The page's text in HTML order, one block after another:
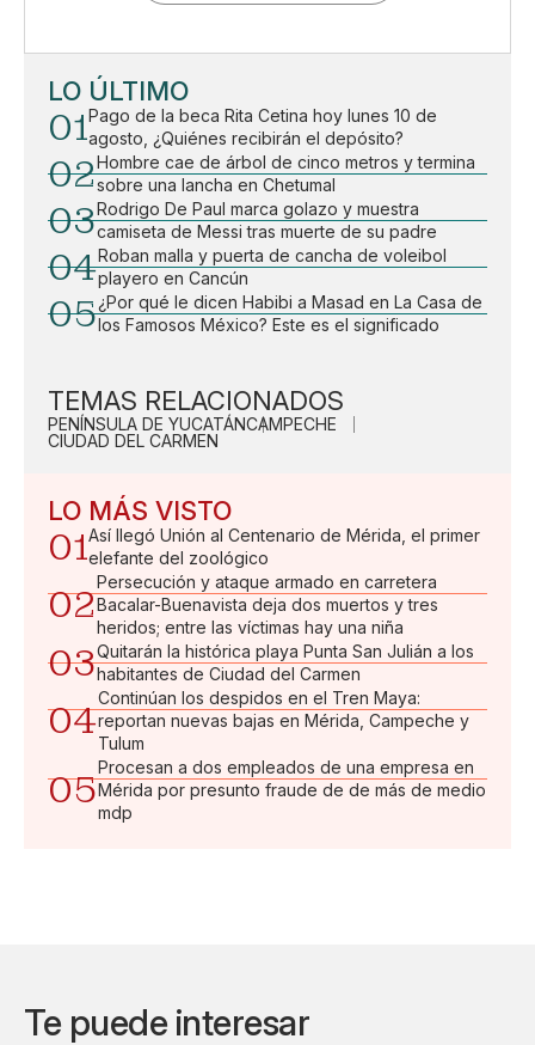
LO ÚLTIMO
01Pago de la beca Rita Cetina hoy lunes 10 de
agosto, ¿Quiénes recibirán el depósito?
02Hombre cae de árbol de cinco metros y termina
sobre una lancha en Chetumal
03Rodrigo De Paul marca golazo y muestra
camiseta de Messi tras muerte de su padre
04Roban malla y puerta de cancha de voleibol
playero en Cancún
05¿Por qué le dicen Habibi a Masad en La Casa de
los Famosos México? Este es el significado
TEMAS RELACIONADOS
PENÍNSULA DE YUCATÁNCAMPECHE
CIUDAD DEL CARMEN
LO MÁS VISTO
01Así llegó Unión al Centenario de Mérida, el primer
elefante del zoológico
02
Persecución y ataque armado en carretera
Bacalar-Buenavista deja dos muertos y tres
heridos; entre las víctimas hay una niña
03Quitarán la histórica playa Punta San Julián a los
habitantes de Ciudad del Carmen
04
Continúan los despidos en el Tren Maya:
reportan nuevas bajas en Mérida, Campeche y
Tulum
05
Procesan a dos empleados de una empresa en
Mérida por presunto fraude de de más de medio
mdp
Te puede interesar